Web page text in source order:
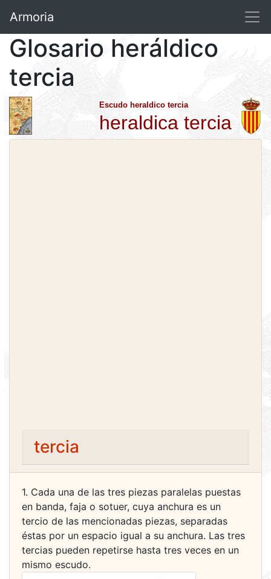
Armoria
Glosario heráldico
tercia
Escudo heraldico tercia
heraldica tercia
tercia
1. Cada una de las tres piezas paralelas puestas
en banda, faja o sotuer, cuya anchura es un
tercio de las mencionadas piezas, separadas
éstas por un espacio igual a su anchura. Las tres
tercias pueden repetirse hasta tres veces en un
mismo escudo.